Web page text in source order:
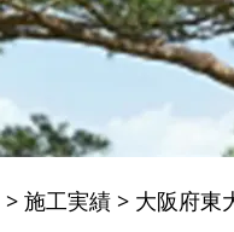
> 施工実績 > 大阪府東